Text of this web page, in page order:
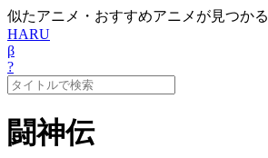
似たアニメ・おすすめアニメが見つかる
HARU
β
?
闘神伝